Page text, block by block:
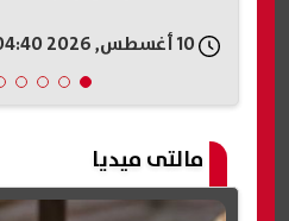
مالتى ميديا